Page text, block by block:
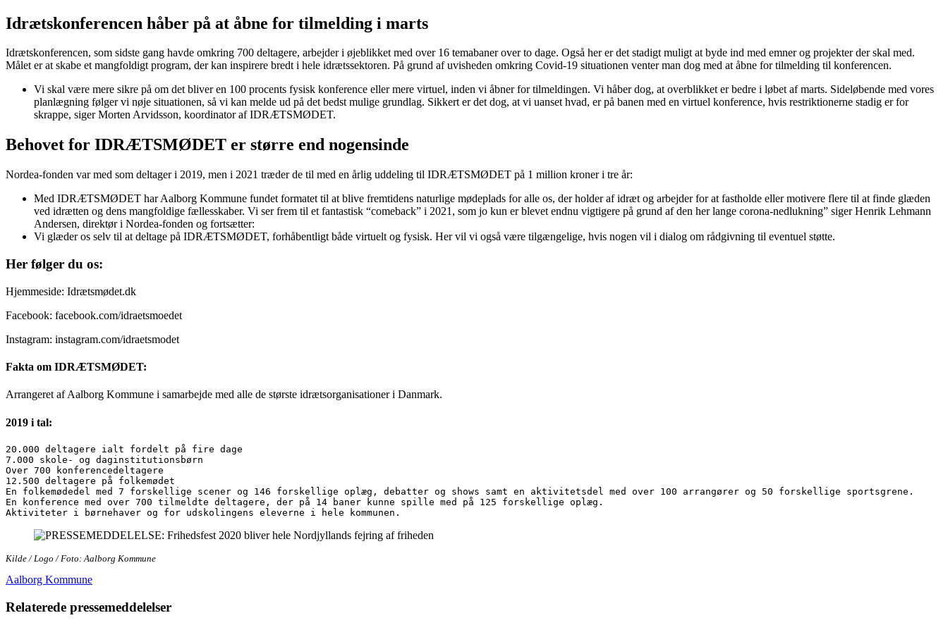
Idrætskonferencen håber på at åbne for tilmelding i marts
Idrætskonferencen, som sidste gang havde omkring 700 deltagere, arbejder i øjeblikket med over 16 temabaner over to dage. Også her er det stadigt muligt at byde ind med emner og projekter der skal med.
Målet er at skabe et mangfoldigt program, der kan inspirere bredt i hele idrætssektoren. På grund af uvisheden omkring Covid-19 situationen venter man dog med at åbne for tilmelding til konferencen.
Vi skal være mere sikre på om det bliver en 100 procents fysisk konference eller mere virtuel, inden vi åbner for tilmeldingen. Vi håber dog, at overblikket er bedre i løbet af marts. Sideløbende med vores
planlægning følger vi nøje situationen, så vi kan melde ud på det bedst mulige grundlag. Sikkert er det dog, at vi uanset hvad, er på banen med en virtuel konference, hvis restriktionerne stadig er for
skrappe, siger Morten Arvidsson, koordinator af IDRÆTSMØDET.
Behovet for IDRÆTSMØDET er større end nogensinde
Nordea-fonden var med som deltager i 2019, men i 2021 træder de til med en årlig uddeling til IDRÆTSMØDET på 1 million kroner i tre år:
Med IDRÆTSMØDET har Aalborg Kommune fundet formatet til at blive fremtidens naturlige mødeplads for alle os, der holder af idræt og arbejder for at fastholde eller motivere flere til at finde glæden
ved idrætten og dens mangfoldige fællesskaber. Vi ser frem til et fantastisk “comeback” i 2021, som jo kun er blevet endnu vigtigere på grund af den her lange corona-nedlukning” siger Henrik Lehmann
Andersen, direktør i Nordea-fonden og fortsætter:
Vi glæder os selv til at deltage på IDRÆTSMØDET, forhåbentligt både virtuelt og fysisk. Her vil vi også være tilgængelige, hvis nogen vil i dialog om rådgivning til eventuel støtte.
Her følger du os:
Hjemmeside: Idrætsmødet.dk
Facebook: facebook.com/idraetsmoedet
Instagram: instagram.com/idraetsmodet
Fakta om IDRÆTSMØDET:
Arrangeret af Aalborg Kommune i samarbejde med alle de største idrætsorganisationer i Danmark.
2019 i tal:
20.000 deltagere ialt fordelt på fire dage
7.000 skole- og daginstitutionsbørn
Over 700 konferencedeltagere
12.500 deltagere på folkemødet
En folkemødedel med 7 forskellige scener og 146 forskellige oplæg, debatter og shows samt en aktivitetsdel med over 100 arrangører og 50 forskellige sportsgrene.
En konference med over 700 tilmeldte deltagere, der på 14 baner kunne spille med på 125 forskellige oplæg.
Aktiviteter i børnehaver og for udskolingens eleverne i hele kommunen.
Kilde / Logo / Foto: Aalborg Kommune
Aalborg Kommune
Relaterede pressemeddelelser